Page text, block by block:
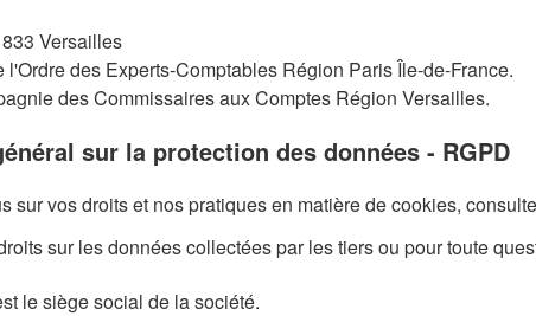
Versailles
l'Ordre des Experts-Comptables Région Paris Île-de-France.
des Commissaires aux Comptes Région Versailles.
sur la protection des données - RGPD
sur vos droits et nos pratiques en matière de cookies,
sur les données collectées par les tiers ou pour toute
le siège social de la société.